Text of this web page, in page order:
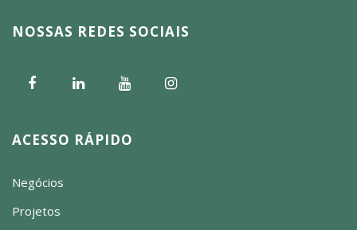
NOSSAS REDES SOCIAIS
ACESSO RÁPIDO
Negócios
Projetos